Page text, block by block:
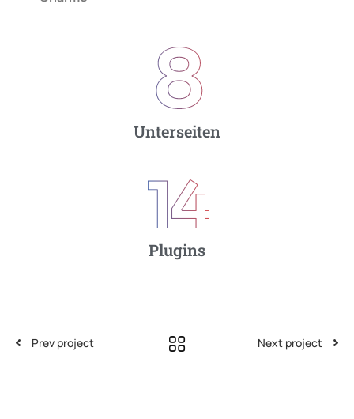
Unterseiten
9
Plugins
15
Prev project Next project